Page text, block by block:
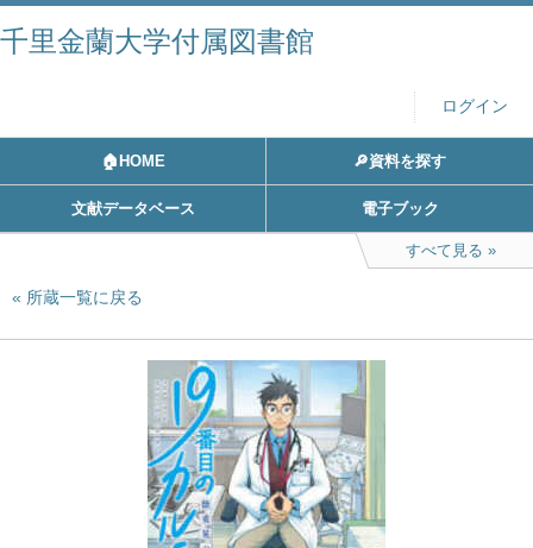
千里金蘭大学付属図書館
ログイン
🏠HOME 🔎資料を探す
文献データベース 電子ブック
すべて見る
所蔵一覧に戻る